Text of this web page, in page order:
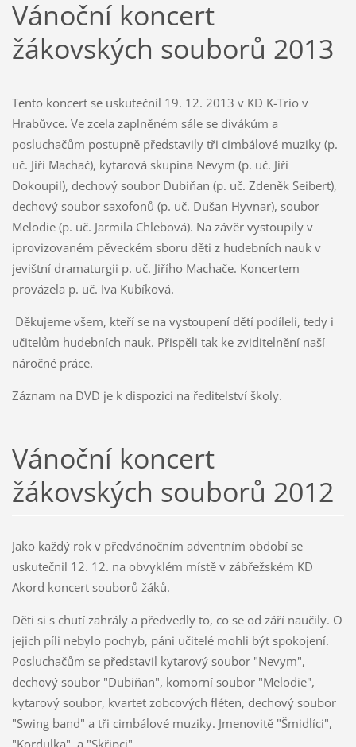
Vánoční koncert
žákovských souborů 2013
Tento koncert se uskutečnil 19. 12. 2013 v KD K-Trio v
Hrabůvce. Ve zcela zaplněném sále se divákům a
posluchačům postupně představily tři cimbálové muziky (p.
uč. Jiří Machač), kytarová skupina Nevym (p. uč. Jiří
Dokoupil), dechový soubor Dubiňan (p. uč. Zdeněk Seibert),
dechový soubor saxofonů (p. uč. Dušan Hyvnar), soubor
Melodie (p. uč. Jarmila Chlebová). Na závěr vystoupily v
iprovizovaném pěveckém sboru děti z hudebních nauk v
jevištní dramaturgii p. uč. Jiřího Machače. Koncertem
provázela p. uč. Iva Kubíková.
Děkujeme všem, kteří se na vystoupení dětí podíleli, tedy i
učitelům hudebních nauk. Přispěli tak ke zviditelnění naší
náročné práce.
Záznam na DVD je k dispozici na ředitelství školy.
Vánoční koncert
žákovských souborů 2012
Jako každý rok v předvánočním adventním období se
uskutečnil 12. 12. na obvyklém místě v zábřežském KD
Akord koncert souborů žáků.
Děti si s chutí zahrály a předvedly to, co se od září naučily. O
jejich píli nebylo pochyb, páni učitelé mohli být spokojení.
Posluchačům se představil kytarový soubor "Nevym",
dechový soubor "Dubiňan", komorní soubor "Melodie",
kytarový soubor, kvartet zobcových fléten, dechový soubor
"Swing band" a tři cimbálové muziky. Jmenovitě "Šmidlíci",
"Kordulka", a "Skřipci".